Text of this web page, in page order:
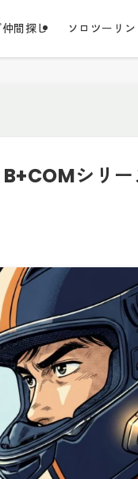
間探し ソロツーリ
シリ